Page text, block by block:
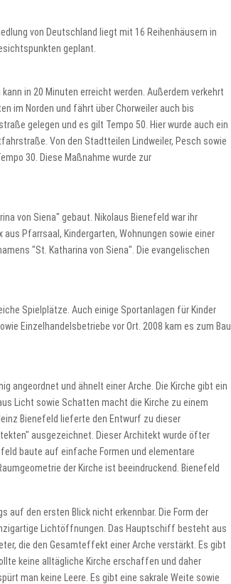
von Deutschland liegt mit 16 Reihenhäusern in
geplant.
in 20 Minuten erreicht werden. Außerdem verkehrt
im Norden und fährt über Chorweiler auch bis
gelegen und es gilt Tempo 50. Hier wurde auch ein
Von den Stadtteilen Lindweiler, Pesch sowie
30. Diese Maßnahme wurde zur
von Siena" gebaut. Nikolaus Bienefeld war ihr
Pfarrsaal, Kindergarten, Wohnungen sowie einer
"St. Katharina von Siena". Die evangelischen
Spielplätze. Auch einige Sportanlagen für Kinder
Einzelhandelsbetriebe vor Ort. 2008 kam es zum Bau
angeordnet und ähnelt einer Arche. Die Kirche gibt ein
Licht sowie Schatten macht die Kirche zu einem
Bienefeld lieferte den Entwurf zu dieser
ausgezeichnet. Dieser Architekt wurde öfter
baute auf einfache Formen und elementare
der Kirche ist beeindruckend. Bienefeld
auf den ersten Blick nicht erkennbar. Die Form der
Lichtöffnungen. Das Hauptschiff besteht aus
die den Gesamteffekt einer Arche verstärkt. Es gibt
keine alltägliche Kirche erschaffen und daher
man keine Leere. Es gibt eine sakrale Weite sowie